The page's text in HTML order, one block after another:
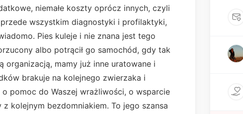
niemałe koszty oprócz innych, czyli
wszystkim diagnostyki i profilaktyki,
Pies kuleje i nie znana jest tego
albo potrącił go samochód, gdy tak
organizacją, mamy już inne uratowane i
brakuje na kolejnego zwierzaka i
pomoc do Waszej wrażliwości, o wsparcie
kolejnym bezdomniakiem. To jego szansa